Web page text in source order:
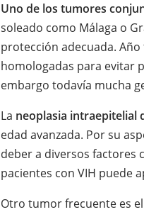
Uno de los tumores
soleado como Málaga o
protección adecuada.
homologadas para evitar
embargo todavía mucha
La neoplasia intraepitelial
edad avanzada. Por su
deber a diversos factores
pacientes con VIH puede
Otro tumor frecuente es el